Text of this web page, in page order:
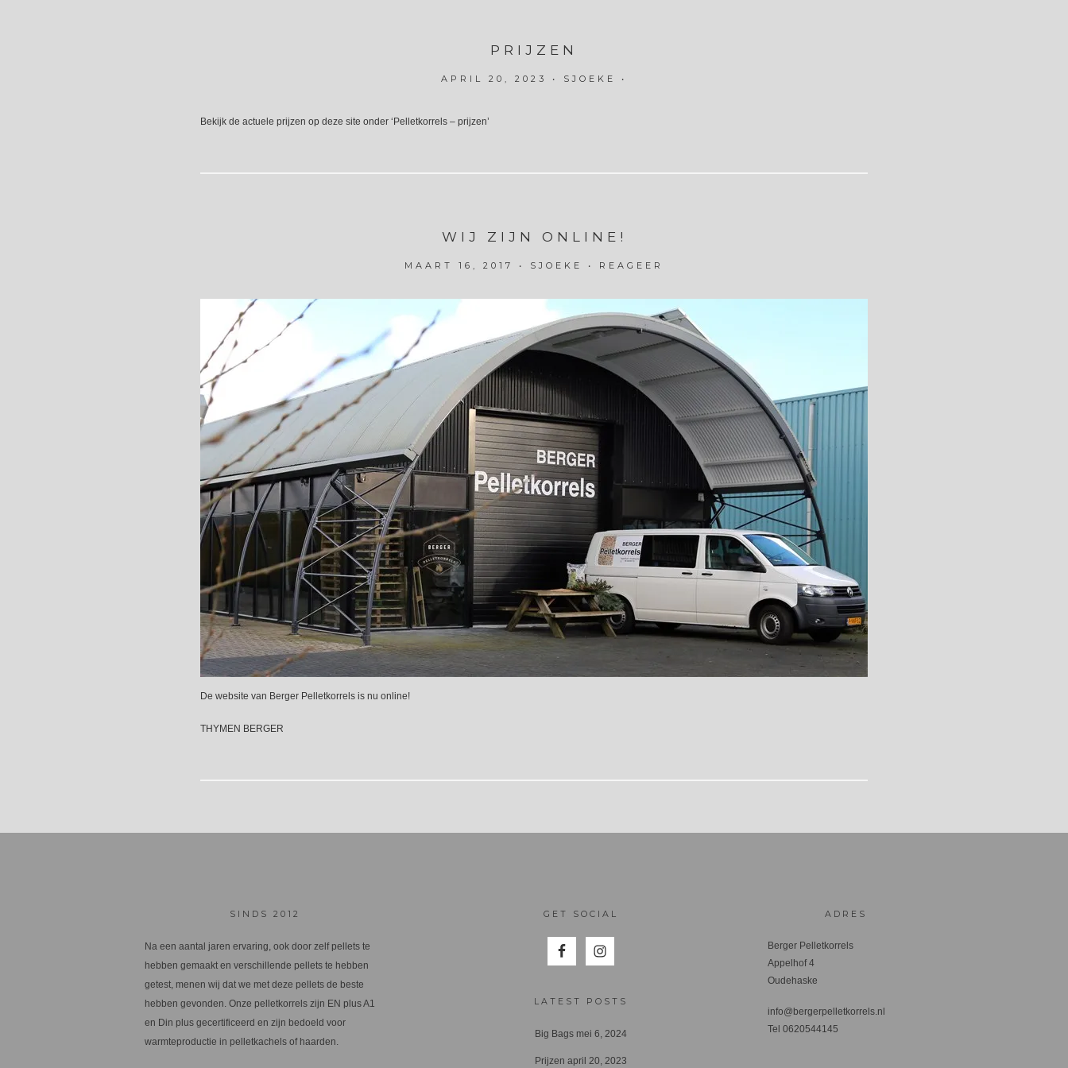
PRIJZEN
APRIL 20, 2023 • SJOEKE •
Bekijk de actuele prijzen op deze site onder ‘Pelletkorrels – prijzen’
WIJ ZIJN ONLINE!
MAART 16, 2017 • SJOEKE • REAGEER
De website van Berger Pelletkorrels is nu online!
THYMEN BERGER
SINDS 2012
Na een aantal jaren ervaring, ook door zelf pellets te
hebben gemaakt en verschillende pellets te hebben
getest, menen wij dat we met deze pellets de beste
hebben gevonden. Onze pelletkorrels zijn EN plus A1
en Din plus gecertificeerd en zijn bedoeld voor
warmteproductie in pelletkachels of haarden.
GET SOCIAL
LATEST POSTS
Big Bags mei 6, 2024
Prijzen april 20, 2023
ADRES
Berger Pelletkorrels
Appelhof 4
Oudehaske
info@bergerpelletkorrels.nl
Tel 0620544145